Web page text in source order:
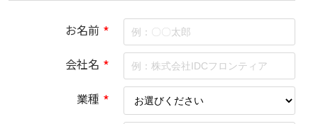
お名前 *
会社名 *
業種 *